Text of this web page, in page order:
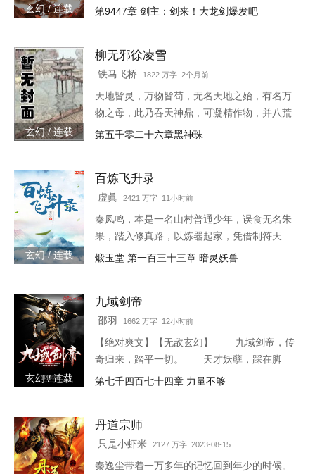
玄幻 / 连载
峰，唯我林轩傲苍生！3w471-25091
第9447章 剑主：剑来！大龙剑爆发吧
玄幻 / 连载
柳无邪徐凌雪
铁马飞桥 1822 万字 2个月前
天地皆灵，万物皆苟，无名天地之始，有名万
物之母，此乃吞天神鼎，可凝精作物，并八荒
之心。得此鼎，吞四海，容八荒……一代邪
第五千零二十六章黑神珠
玄幻 / 连载
百炼飞升录
虚眞 2421 万字 11小时前
秦凤鸣，本是一名山村普通少年，误食无名朱
果，踏入修真路，以炼器起家，凭借制符天
赋，只身闯荡荆棘密布的修仙界，本一切都顺
煅玉堂 第一百三十三章 暗灵妖兽
玄幻 / 连载
九域剑帝
邵羽 1662 万字 12小时前
【绝对爽文】【无敌玄幻】 九域剑帝，传
奇归来，踏平一切。 天才妖孽，踩在脚
下，强者大能，挥手灭杀。 人不犯我，我
第七千四百七十四章 力量不够
丹道宗师
只是小虾米 2127 万字 2023-08-15
秦逸尘带着一万多年的记忆回到年少的时候。